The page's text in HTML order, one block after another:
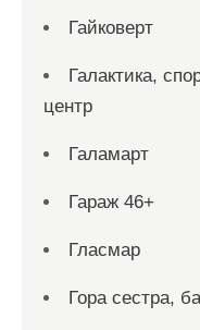
Гайковерт
Галактика,
центр
Галамарт
Гараж 46+
Гласмар
Гора сестра,